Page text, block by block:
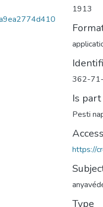
1913
362-
Is
Pesti
https://
Type